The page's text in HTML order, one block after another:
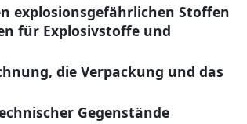
explosionsgefährlichen Stoffen
für Explosivstoffe und
die Verpackung und das
Gegenstände